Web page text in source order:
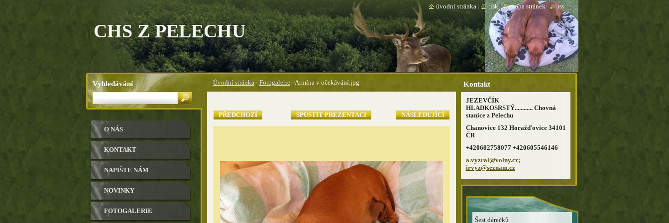
CHS Z PELECHU
Úvodní stránka - Fotogalerie -Armína v očekávání.jpg
PŘEDCHOZÍ SPUSTIT PREZENTACI NÁSLEDUJÍCÍ
O NÁS
KONTAKT
NAPIŠTE NÁM
NOVINKY
FOTOGALERIE
Kontakt
JEZEVČÍK
HLADKOSRSTÝ............ Chovná
stanice z Pelechu
Chanovice 132 Horažďovice 34101
ČR
+420602758077 +420605546146
a.vyzral@volny.cz;
irvyz@seznam.cz
Šest dárečků
Vyhledávání
úvodní stránka tisk | mapa stránek | rss